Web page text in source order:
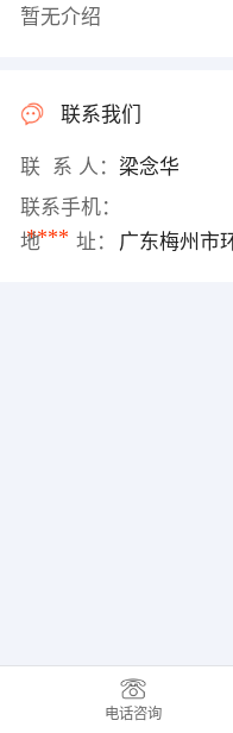
暂无介绍
联系我们
联 系 人： 梁念华
联系手机：
****
地 址： 广东梅州市
电话咨询